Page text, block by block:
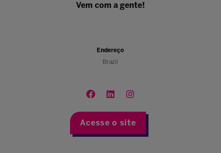
Vem com a gente!
Endereço
Brazil
Acesse o site